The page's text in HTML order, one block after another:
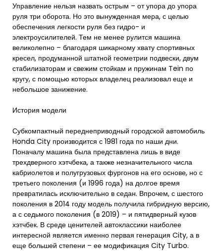
Управление нельзя назвать острым – от упора до упора
руля три оборота. Но это вынужденная мера, с целью
обеспечения легкости руля без гидро- и
электроусилителей. Тем не менее рулится машина
великолепно – благодаря шикарному хвату спортивных
кресел, продуманной штатной геометрии подвески, двум
стабилизаторам и свежим стойкам и пружинам Tein по
кругу, с помощью которых владелец реализовал еще и
небольшое занижение.
История модели
Субкомпактный переднеприводный городской автомобиль
Honda City производится с 1981 года по наши дни.
Поначалу машина была представлена лишь в виде
трехдверного хэтчбека, а также незначительного числа
кабриолетов и полугрузовых фургонов на его основе, но с
третьего поколения (и 1996 года) на долгое время
превратилась исключительно в седан. Впрочем, с шестого
поколения в 2014 году модель получила гибридную версию,
а с седьмого поколения (в 2019) – и пятидверный кузов
хэтчбек. В среде ценителей автоклассики наиболее
интересной является именно первая генерация City, а в
еще большей степени – ее модификация City Turbo.